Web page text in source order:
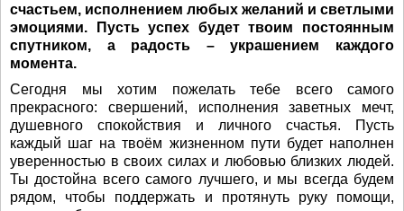
счастьем, исполнением любых желаний и светлыми
эмоциями. Пусть успех будет твоим постоянным
спутником, а радость – украшением каждого
момента.
Сегодня мы хотим пожелать тебе всего самого
прекрасного: свершений, исполнения заветных мечт,
душевного спокойствия и личного счастья. Пусть
каждый шаг на твоём жизненном пути будет наполнен
уверенностью в своих силах и любовью близких людей.
Ты достойна всего самого лучшего, и мы всегда будем
рядом, чтобы поддержать и протянуть руку помощи,